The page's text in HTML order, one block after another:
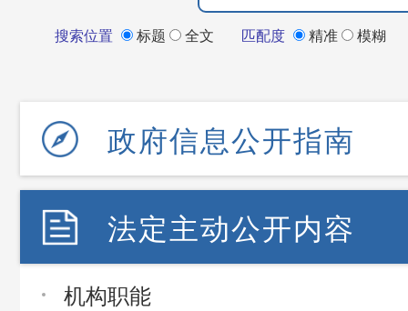
搜索位置 标题 全文 匹配度 精准 模糊
政府信息公开指南
法定主动公开内容
机构职能